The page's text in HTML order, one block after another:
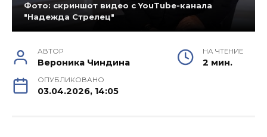
Фото: скриншот видео с YouTube-канала
"Надежда Стрелец"
АВТОР
Вероника Чиндина
НА ЧТЕНИЕ
2 мин.
ОПУБЛИКОВАНО
03.04.2026, 14:05